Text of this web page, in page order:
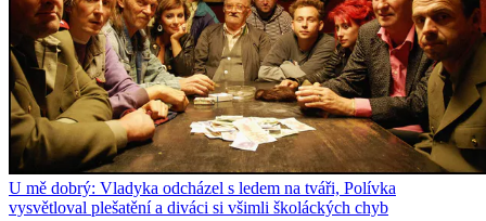
U mě dobrý: Vladyka odcházel s ledem na tváři, Polívka
vysvětloval plešatění a diváci si všimli školáckých chyb